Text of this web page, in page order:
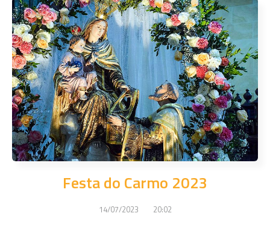
Festa do Carmo 2023
14/07/2023 20:02